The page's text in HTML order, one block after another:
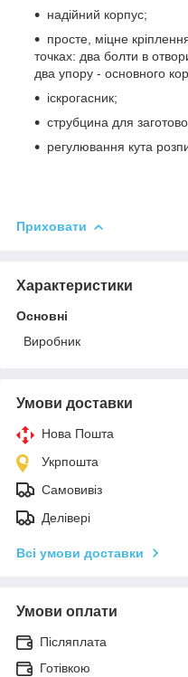
надійний корпус;
просте, міцне
точках: два болти в
два упору - основного
іскрогасник;
струбцина для
регулювання кута
Приховати
Характеристики
Основні
Виробник
Умови доставки
Нова Пошта
Укрпошта
Самовивіз
Делівері
Всі умови доставки
Умови оплати
Післяплата
Готівкою